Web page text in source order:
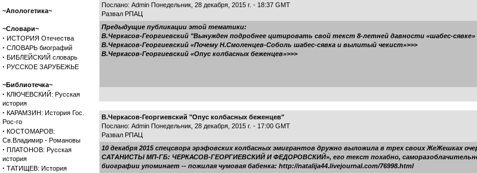
~Апологетика~
~Словари~
· ИСТОРИЯ Отечества
· СЛОВАРЬ биографий
· БИБЛЕЙСКИЙ словарь
· РУССКОЕ ЗАРУБЕЖЬЕ
~Библиотечка~
· КЛЮЧЕВСКИЙ: Русская
история
· КАРАМЗИН: История Гос.
Рос-го
· КОСТОМАРОВ:
Св.Владимир - Романовы
· ПЛАТОНОВ: Русская
история
· ТАТИЩЕВ: История
Послано: Admin Понедельник, 28 декабря, 2015 г. - 18:37 GMT
Развал РПАЦ
Предыдущие публикации этой тематики:
В.Черкасов-Георгиевский "Вынужден подробнее цитировать свой текст 8-летней давности «шабес-
В.Черкасов-Георгиевский «Почему Н.Смоленцев-Соболь шабес-сявка и вылитый чекист»>>>
В.Черкасов-Георгиевский «Опус колбасных беженцев»>>>
В.Черкасов-Георгиевский "Опус колбасных беженцев"
Послано: Admin Понедельник, 28 декабря, 2015 г. - 17:00 GMT
Развал РПАЦ
10 декабря 2015 спецсвора эрэфовских колбасных эмигрантов дружно выложила в трех своих ЖеЖешках
САТАНИСТЫ МП-ГБ: ЧЕРКАСОВ-ГЕОРГИЕВСКИЙ И ФЕДОРОВСКИЙ», его текст похабно, саморазоблачительно
биографии упоминает -- пожилая чумовая бабенка: http://natalija44.livejournal.com/76998.html